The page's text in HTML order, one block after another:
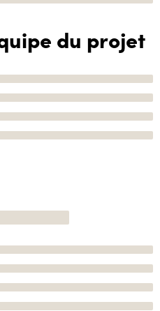
du projet